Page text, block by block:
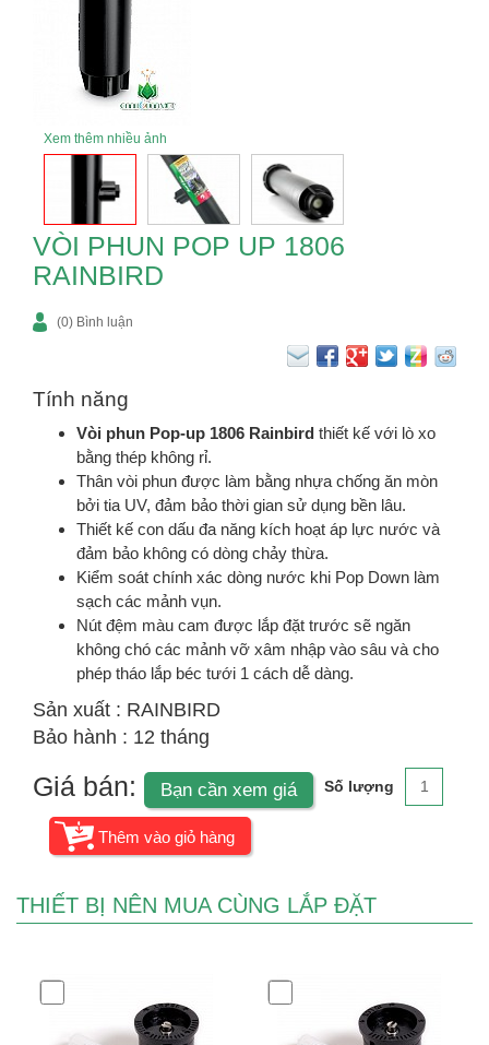
Xem thêm nhiều ảnh
VÒI PHUN POP UP 1806
RAINBIRD
(0) Bình luận
Tính năng
Vòi phun Pop-up 1806 Rainbird thiết kế với lò xo
bằng thép không rỉ.
Thân vòi phun được làm bằng nhựa chống ăn mòn
bởi tia UV, đảm bảo thời gian sử dụng bền lâu.
Thiết kế con dấu đa năng kích hoạt áp lực nước và
đảm bảo không có dòng chảy thừa.
Kiểm soát chính xác dòng nước khi Pop Down làm
sạch các mảnh vụn.
Nút đệm màu cam được lắp đặt trước sẽ ngăn
không chó các mảnh vỡ xâm nhập vào sâu và cho
phép tháo lắp béc tưới 1 cách dễ dàng.
Sản xuất : RAINBIRD
Bảo hành : 12 tháng
Giá bán: Bạn cần xem giá Số lượng
THIẾT BỊ NÊN MUA CÙNG LẮP ĐẶT